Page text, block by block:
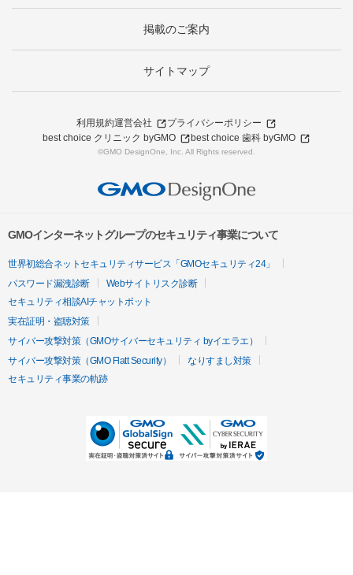
掲載のご案内
サイトマップ
利用規約運営会社
プライバシーポリシー
best choice クリニック byGMO
best choice 歯科 byGMO
©GMO DesignOne, Inc. All Rights reserved.
GMOインターネットグループのセキュリティ事業について
世界初総合ネットセキュリティサービス「GMOセキュリティ24」
パスワード漏洩診断
Webサイトリスク診断
セキュリティ相談AIチャットボット
実在証明・盗聴対策
サイバー攻撃対策（GMOサイバーセキュリティ byイエラエ）
サイバー攻撃対策（GMO Flatt Security）
なりすまし対策
セキュリティ事業の軌跡